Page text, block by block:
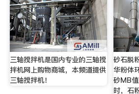
三轴搅拌机是国内专业的三轴搅
拌机网上购物商城，本频道提供
三轴搅拌机！
砂石脱
华粉体
砂MB
时，石